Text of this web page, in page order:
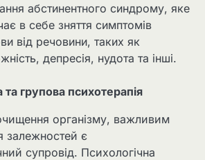
абстинентного синдрому, яке
в себе зняття симптомів
від речовини, таких як
депресія, нудота та інші.
та групова психотерапія
організму, важливим
залежностей є
супровід. Психологічна